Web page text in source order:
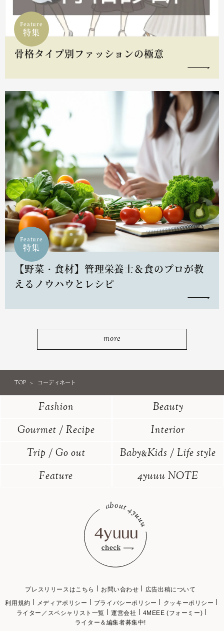
Feature
特集
骨格タイプ別ファッションの極意
Feature
特集
【野菜・食材】管理栄養士＆食のプロが教
えるノウハウとレシピ
more
TOP コーディネート
Fashion
Beauty
Gourmet / Recipe
Interior
Trip / Go out
Baby&Kids / Life style
Feature
4yuuu NOTE
プレスリリースはこちら お問い合わせ
広告出稿について
利用規約
メディアポリシー プライバシーポリシー
クッキーポリシー
ライター／スペシャリスト一覧
運営会社
4MEEE (フォーミー)
ライター＆編集者募集中!